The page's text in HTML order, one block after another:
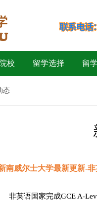
校 留学选择 留
态
南威尔士大学最新更新-
非英语国家完成GCE A-